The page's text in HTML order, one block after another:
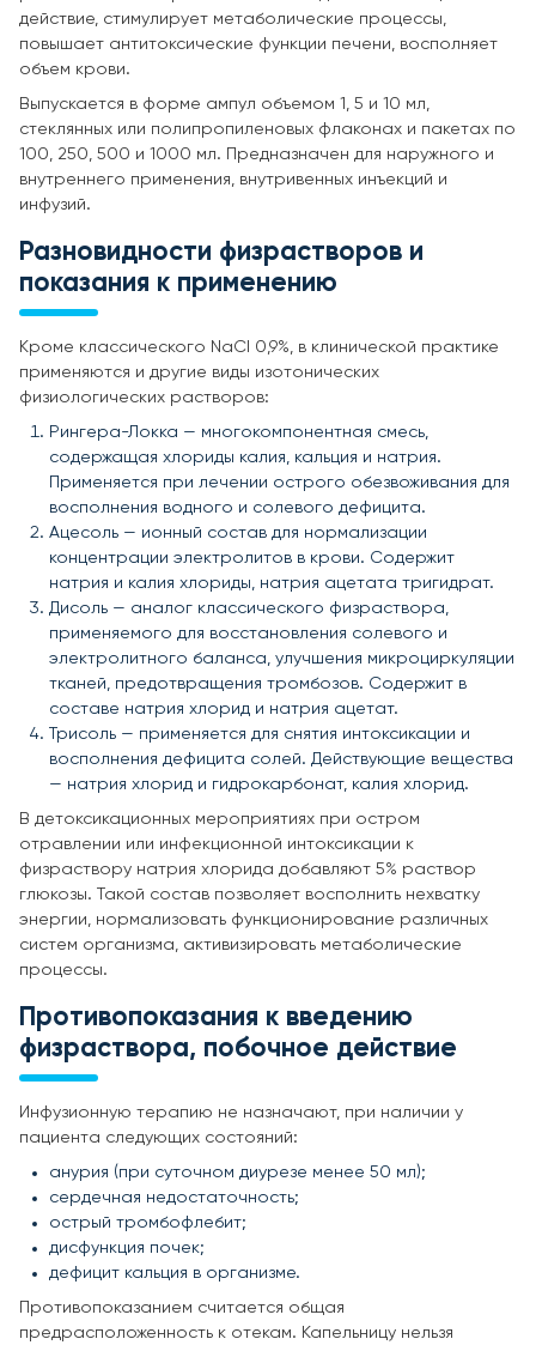
действие, стимулирует метаболические процессы,
повышает антитоксические функции печени, восполняет
объем крови.
Выпускается в форме ампул объемом 1, 5 и 10 мл,
стеклянных или полипропиленовых флаконах и пакетах по
100, 250, 500 и 1000 мл. Предназначен для наружного и
внутреннего применения, внутривенных инъекций и
инфузий.
Разновидности физрастворов и
показания к применению
Кроме классического NaCl 0,9%, в клинической практике
применяются и другие виды изотонических
физиологических растворов:
Рингера-Локка — многокомпонентная смесь,
содержащая хлориды калия, кальция и натрия.
Применяется при лечении острого обезвоживания для
восполнения водного и солевого дефицита.
Ацесоль — ионный состав для нормализации
концентрации электролитов в крови. Содержит
натрия и калия хлориды, натрия ацетата тригидрат.
Дисоль — аналог классического физраствора,
применяемого для восстановления солевого и
электролитного баланса, улучшения микроциркуляции
тканей, предотвращения тромбозов. Содержит в
составе натрия хлорид и натрия ацетат.
Трисоль — применяется для снятия интоксикации и
восполнения дефицита солей. Действующие вещества
— натрия хлорид и гидрокарбонат, калия хлорид.
В детоксикационных мероприятиях при остром
отравлении или инфекционной интоксикации к
физраствору натрия хлорида добавляют 5% раствор
глюкозы. Такой состав позволяет восполнить нехватку
энергии, нормализовать функционирование различных
систем организма, активизировать метаболические
процессы.
Противопоказания к введению
физраствора, побочное действие
Инфузионную терапию не назначают, при наличии у
пациента следующих состояний:
анурия (при суточном диурезе менее 50 мл);
сердечная недостаточность;
острый тромбофлебит;
дисфункция почек;
дефицит кальция в организме.
Противопоказанием считается общая
предрасположенность к отекам. Капельницу нельзя